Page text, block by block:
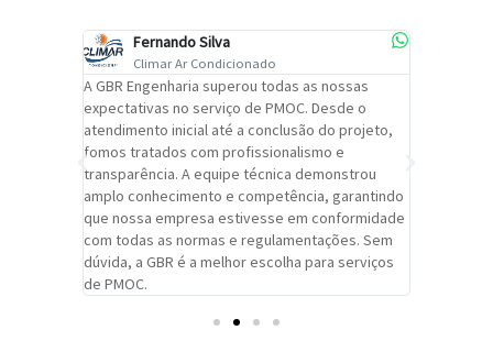
Fernando Silva
Climar Ar Condicionado
A GBR Engenharia superou todas as nossas
expectativas no serviço de PMOC. Desde o
atendimento inicial até a conclusão do projeto,
fomos tratados com profissionalismo e
transparência. A equipe técnica demonstrou
amplo conhecimento e competência, garantindo
que nossa empresa estivesse em conformidade
com todas as normas e regulamentações. Sem
dúvida, a GBR é a melhor escolha para serviços
de PMOC.